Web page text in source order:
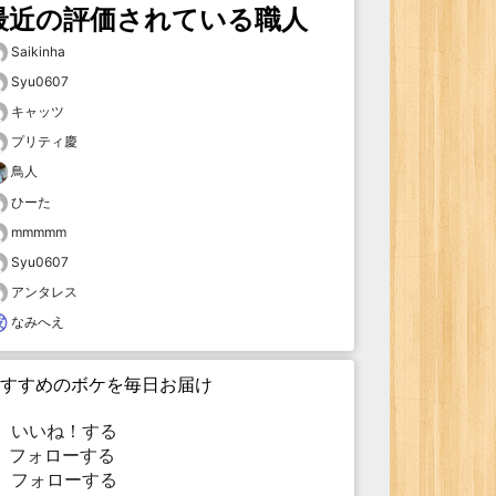
近の評価されている職人
Saikinha
Syu0607
キャッツ
プリティ慶
鳥人
ひーた
mmmmm
Syu0607
アンタレス
なみへえ
すめのボケを毎日お届け
いいね！する
ォローする
フォローする